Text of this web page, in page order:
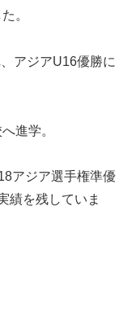
。
アジアU16優勝に
進学。
アジア選手権準優
績を残していま